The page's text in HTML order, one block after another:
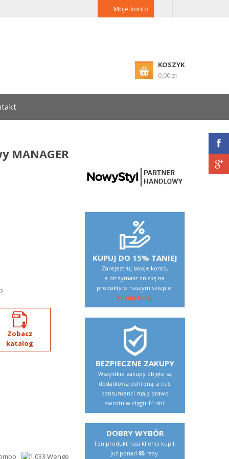
Moje konto
KOSZYK
0,00 zł
MANAGER
Zobacz
katalog
KUPUJ DO 15% TANIEJ
Zarejestruj swoje konto,
a otrzymasz zniżkę na
produkty w naszym sklepie.
Kliknij tutaj
BEZPIECZNE ZAKUPY
Wszystkie zakupy objęte są
dodatkową ochroną, a nasi
konsumenci mają prawo
zwrotu w ciągu 14 dni.
DOBRY WYBÓR
Ten produkt nasi klienci kupili
już ponad 85razy.